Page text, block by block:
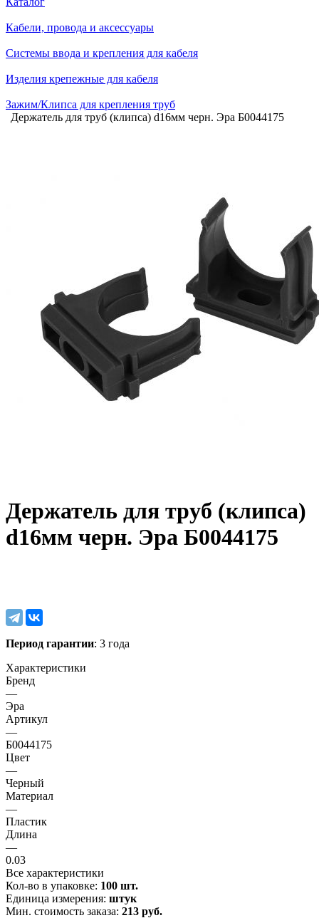
Кабели, провода и аксессуары
Системы ввода и крепления для кабеля
Изделия крепежные для кабеля
Зажим/Клипса для крепления труб
Держатель для труб (клипса) d16мм черн. Эра Б0044175
Держатель для труб (клипса)
d16мм черн. Эра Б0044175
Период гарантии: 3 года
Характеристики
Бренд
—
Эра
Артикул
—
Б0044175
Цвет
—
Черный
Материал
—
Пластик
Длина
—
0.03
Все характеристики
Кол-во в упаковке: 100 шт.
Единица измерения: штук
Мин. стоимость заказа: 213 руб.